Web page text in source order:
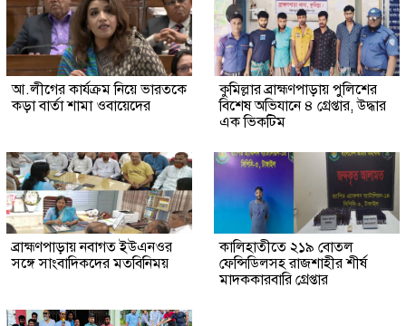
আ.লীগের কার্যক্রম নিয়ে ভারতকে
কড়া বার্তা শামা ওবায়েদের
কুমিল্লার ব্রাহ্মণপাড়ায় পুলিশের
বিশেষ অভিযানে ৪ গ্রেপ্তার, উদ্ধার
এক ভিকটিম
ব্রাহ্মণপাড়ায় নবাগত ইউএনওর
সঙ্গে সাংবাদিকদের মতবিনিময়
কালিহাতীতে ২১৯ বোতল
ফেন্সিডিলসহ রাজশাহীর শীর্ষ
মাদককারবারি গ্রেপ্তার